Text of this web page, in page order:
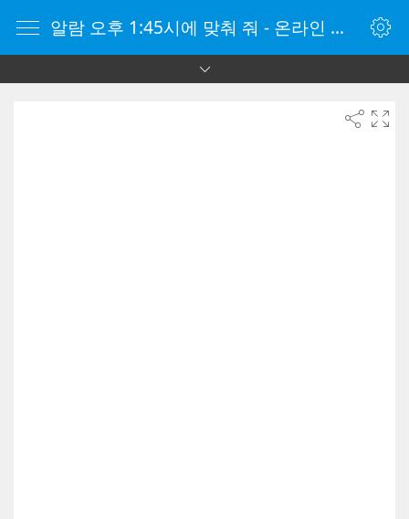
알람 오후 1:45시에 맞춰 줘 - 온라인 알람 시계 - 자명종 온라인 - 온라인 자명종